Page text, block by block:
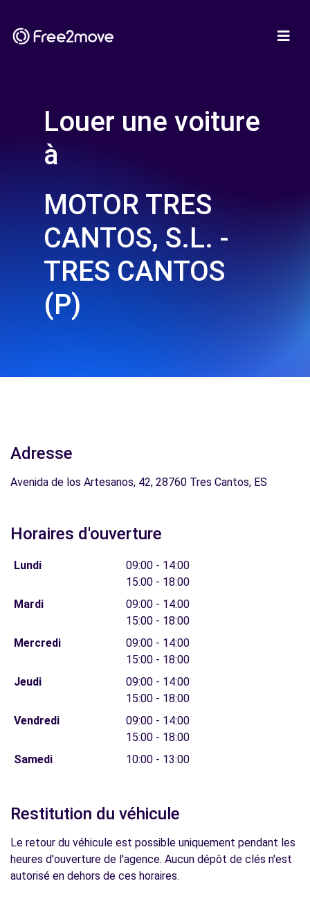
Louer une voiture
à
MOTOR TRES
CANTOS, S.L. -
TRES CANTOS
(P)
Adresse
Avenida de los Artesanos, 42, 28760 Tres Cantos, ES
Horaires d'ouverture
Lundi
09:00 - 14:00
15:00 - 18:00
Mardi
09:00 - 14:00
15:00 - 18:00
Mercredi
09:00 - 14:00
15:00 - 18:00
Jeudi
09:00 - 14:00
15:00 - 18:00
Vendredi
09:00 - 14:00
15:00 - 18:00
Samedi
10:00 - 13:00
Restitution du véhicule
Le retour du véhicule est possible uniquement pendant les
heures d'ouverture de l'agence. Aucun dépôt de clés n'est
autorisé en dehors de ces horaires.